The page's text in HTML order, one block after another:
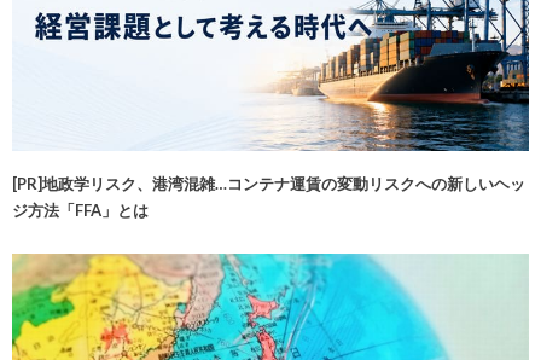
[PR]地政学リスク、港湾混雑…コンテナ運賃の変動リスクへの新しいヘッ
ジ方法「FFA」とは